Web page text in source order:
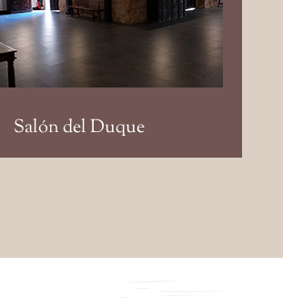
120pax; Banquete; 160pax;
Coctel: 240pax
Salón del Duque